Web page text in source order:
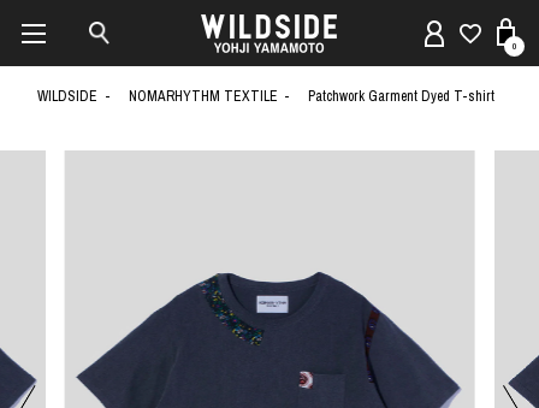
0
WILDSIDE NOMARHYTHM TEXTILE Patchwork Garment Dyed T-shirt